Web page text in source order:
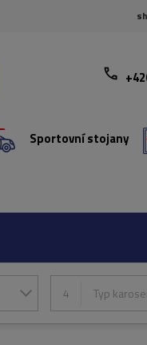
Sportovní stojany
4 Typ